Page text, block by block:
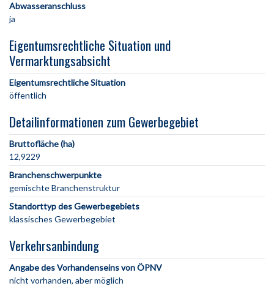
Abwasseranschluss
ja
Eigentumsrechtliche Situation und
Vermarktungsabsicht
Eigentumsrechtliche Situation
öffentlich
Detailinformationen zum Gewerbegebiet
Bruttofläche (ha)
12,9229
Branchenschwerpunkte
gemischte Branchenstruktur
Standorttyp des Gewerbegebiets
klassisches Gewerbegebiet
Verkehrsanbindung
Angabe des Vorhandenseins von ÖPNV
nicht vorhanden, aber möglich